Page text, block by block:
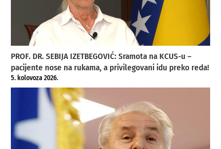
PROF. DR. SEBIJA IZETBEGOVIĆ: Sramota na KCUS-u –
pacijente nose na rukama, a privilegovani idu preko reda!
5. kolovoza 2026.